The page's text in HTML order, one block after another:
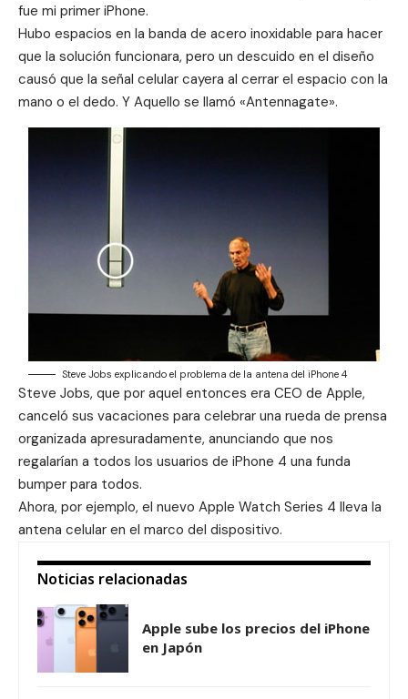
fue mi primer iPhone.
Hubo espacios en la banda de acero inoxidable para hacer
que la solución funcionara, pero un descuido en el diseño
causó que la señal celular cayera al cerrar el espacio con la
mano o el dedo. Y Aquello se llamó «Antennagate».
Steve Jobs explicando el problema de la antena del iPhone 4
Steve Jobs, que por aquel entonces era CEO de Apple,
canceló sus vacaciones para celebrar una rueda de prensa
organizada apresuradamente, anunciando que nos
regalarían a todos los usuarios de iPhone 4 una funda
bumper para todos.
Ahora, por ejemplo, el nuevo Apple Watch Series 4 lleva la
antena celular en el marco del dispositivo.
Noticias relacionadas
Apple sube los precios del iPhone
en Japón